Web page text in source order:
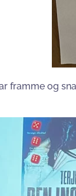
framme og